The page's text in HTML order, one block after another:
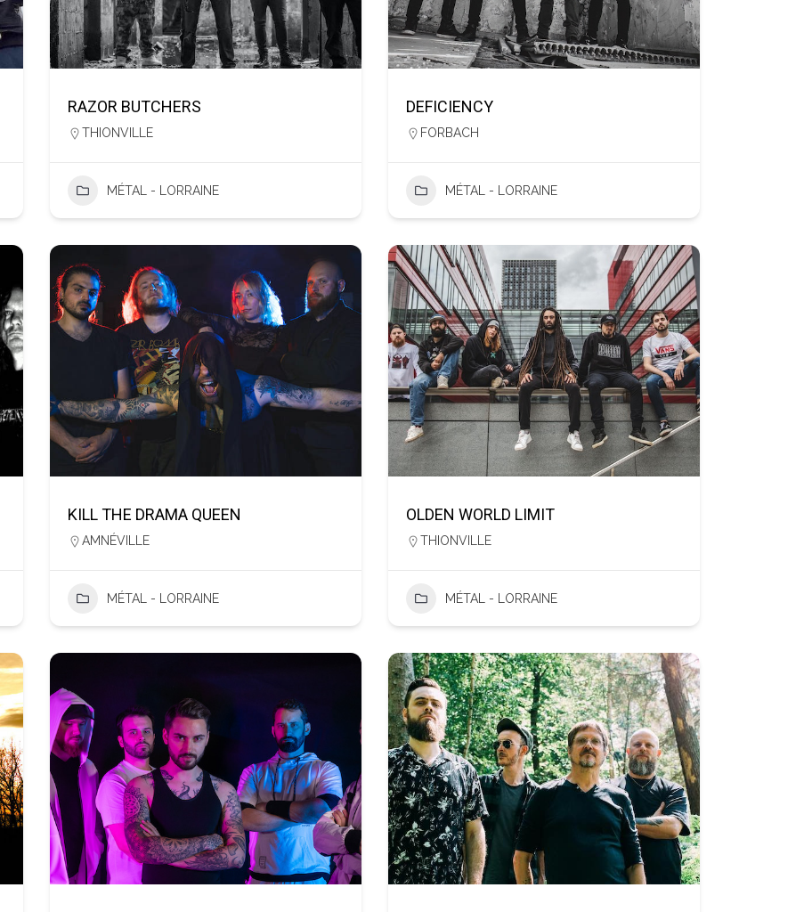
RAZOR BUTCHERS
THIONVILLE
MÉTAL - LORRAINE
DEFICIENCY
FORBACH
MÉTAL - LORRAINE
KILL THE DRAMA QUEEN
AMNÉVILLE
MÉTAL - LORRAINE
OLDEN WORLD LIMIT
THIONVILLE
MÉTAL - LORRAINE